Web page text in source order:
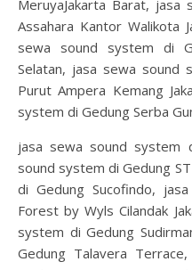
MeruyaJakarta Barat,
Assahara Kantor Walikota
sewa sound system di
Selatan, jasa sewa sound
Purut Ampera Kemang
system di Gedung Serba
jasa sewa sound system
sound system di Gedung
di Gedung Sucofindo,
Forest by Wyls Cilandak
system di Gedung
Gedung Talavera